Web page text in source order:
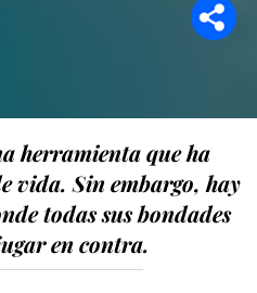
herramienta que ha
vida. Sin embargo, hay
todas sus bondades
en contra.